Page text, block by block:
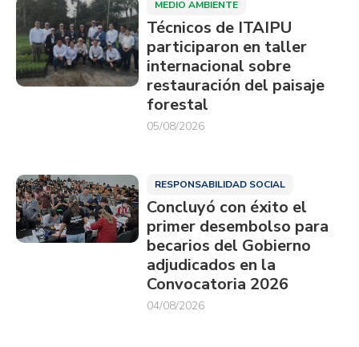
MEDIO AMBIENTE
Técnicos de ITAIPU
participaron en taller
internacional sobre
restauración del paisaje
forestal
05/08/2026
RESPONSABILIDAD SOCIAL
Concluyó con éxito el
primer desembolso para
becarios del Gobierno
adjudicados en la
Convocatoria 2026
04/08/2026